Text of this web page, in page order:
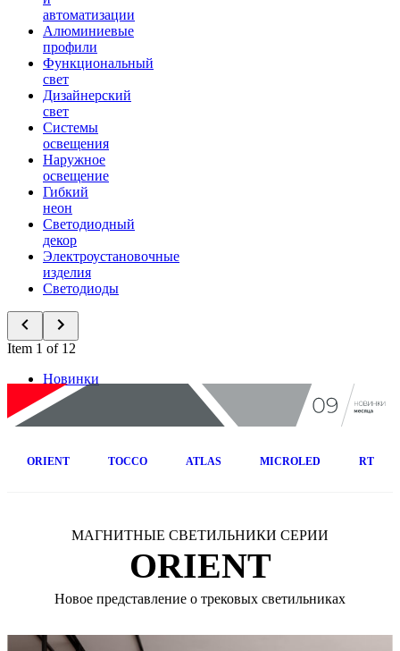
автоматизации
Алюминиевые
профили
Функциональный
свет
Дизайнерский
свет
Системы
освещения
Наружное
освещение
Гибкий
неон
Светодиодный
декор
Электроустановочные
изделия
Светодиоды
Item 1 of 12
Новинки
ORIENT TOCCO ATLAS MICROLED RT
МАГНИТНЫЕ СВЕТИЛЬНИКИ СЕРИИ
ORIENT
Новое представление о трековых светильниках